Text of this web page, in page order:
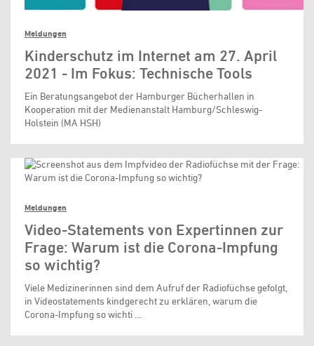
Meldungen
Kinderschutz im Internet am 27. April
2021 - Im Fokus: Technische Tools
Ein Beratungsangebot der Hamburger Bücherhallen in
Kooperation mit der Medienanstalt Hamburg/Schleswig-
Holstein (MA HSH)
Meldungen
Video-Statements von Expertinnen zur
Frage: Warum ist die Corona-Impfung
so wichtig?
Viele Medizinerinnen sind dem Aufruf der Radiofüchse gefolgt,
in Videostatements kindgerecht zu erklären, warum die
Corona-Impfung so wichti …